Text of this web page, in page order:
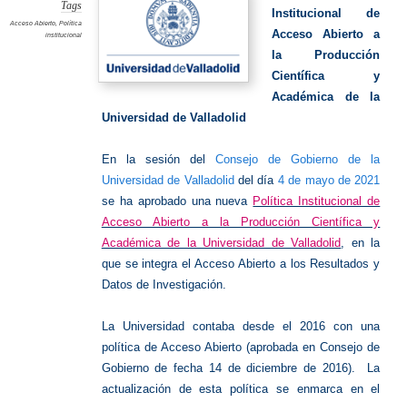
Tags
Acceso Abierto, Política
institucional
Institucional de
Acceso Abierto a
la Producción
Científica y
Académica de la
Universidad de Valladolid
En la sesión delConsejo de Gobierno de la
Universidad de Valladoliddel día 4 de mayo de 2021
se ha aprobado una nueva Política Institucional de
Acceso Abierto a la Producción Científica y
Académica de la Universidad de Valladolid , en la
que se integra el Acceso Abierto a los Resultados y
Datos de Investigación.
La Universidad contaba desde el 2016 con una
política de Acceso Abierto (aprobada en Consejo de
Gobierno de fecha 14 de diciembre de 2016). La
actualización de esta política se enmarca en el